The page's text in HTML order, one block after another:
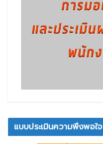
แบบประเมินความพึงพอใจ